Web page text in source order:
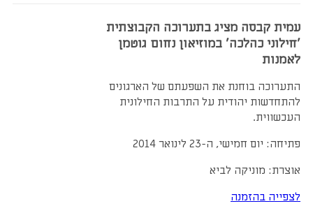
עמית קבסה מציג בתערוכה הקבוצתית
'חילוני כהלכה' במוזיאון נחום גוטמן
לאמנות
התערוכה בוחנת את השפעתם של הארגונים
להתחדשות יהודית על התרבות החילונית
העכשווית.
פתיחה: יום חמישי, ה-23 לינואר 2014
אוצרת: מוניקה לביא
לצפייה בהזמנה